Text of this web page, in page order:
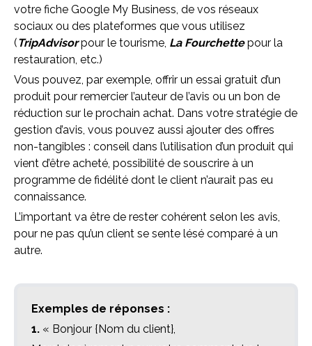
votre fiche Google My Business, de vos réseaux
sociaux ou des plateformes que vous utilisez
(TripAdvisorpour le tourisme, La Fourchettepour la
restauration, etc.)
Vous pouvez, par exemple, offrir un essai gratuit d’un
produit pour remercier l’auteur de l’avis ou un bon de
réduction sur le prochain achat. Dans votre stratégie de
gestion d’avis, vous pouvez aussi ajouter des offres
non-tangibles : conseil dans l’utilisation d’un produit qui
vient d’être acheté, possibilité de souscrire à un
programme de fidélité dont le client n’aurait pas eu
connaissance.
L’important va être de rester cohérent selon les avis,
pour ne pas qu’un client se sente lésé comparé à un
autre.
Exemples de réponses :
1. « Bonjour {Nom du client},